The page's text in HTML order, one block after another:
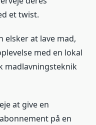
et twist.
elsker at lave mad,
med en lokal
madlavningsteknik
at give en
på en